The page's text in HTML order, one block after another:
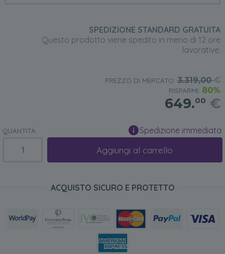
SPEDIZIONE STANDARD GRATUITA
Questo prodotto viene spedito in meno di 12 ore
lavorative.
PREZZO DI MERCATO: 3.319,00€
RISPARMI: 80%
649.00 €
QUANTITÀ: Spedizione immediata
Aggiungi al carrello
ACQUISTO SICURO E PROTETTO